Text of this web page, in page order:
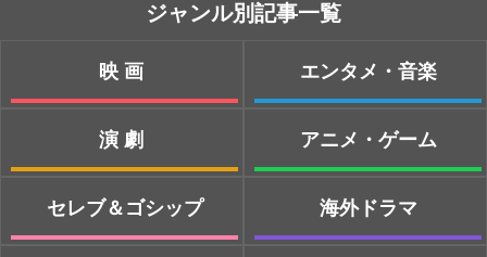
ジャンル別記事一覧
映画
演劇
セレブ＆ゴシップ
エンタメ・音楽
アニメ・ゲーム
海外ドラマ